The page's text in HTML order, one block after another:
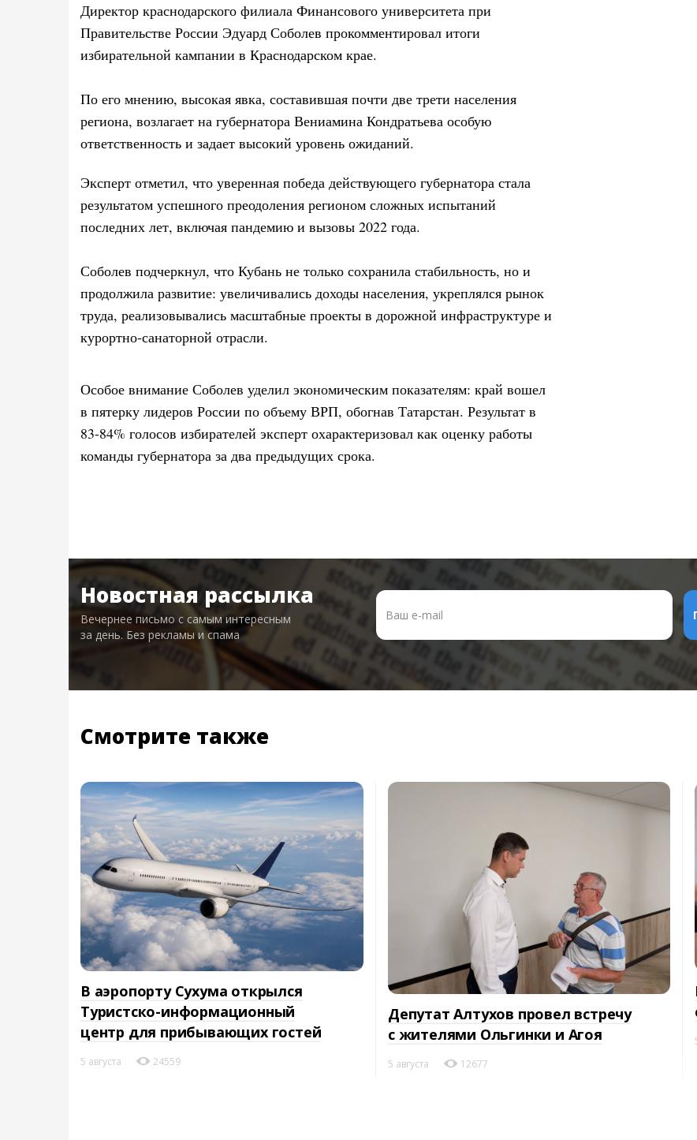
Директор краснодарского филиала Финансового университета при
Правительстве России Эдуард Соболев прокомментировал итоги
избирательной кампании в Краснодарском крае.
По его мнению, высокая явка, составившая почти две трети населения
региона, возлагает на губернатора Вениамина Кондратьева особую
ответственность и задает высокий уровень ожиданий.
Эксперт отметил, что уверенная победа действующего губернатора стала
результатом успешного преодоления регионом сложных испытаний
последних лет, включая пандемию и вызовы 2022 года.
Соболев подчеркнул, что Кубань не только сохранила стабильность, но и
продолжила развитие: увеличивались доходы населения, укреплялся рынок
труда, реализовывались масштабные проекты в дорожной инфраструктуре и
курортно-санаторной отрасли.
Особое внимание Соболев уделил экономическим показателям: край вошел
в пятерку лидеров России по объему ВРП, обогнав Татарстан. Результат в
83-84% голосов избирателей эксперт охарактеризовал как оценку работы
команды губернатора за два предыдущих срока.
Новостная рассылка
Вечернее письмо с самым интересным
за день. Без рекламы и спама
Смотрите также
В аэропорту Сухума открылся
Туристско-информационный
центр для прибывающих гостей
5 августа 24559
Депутат Алтухов провел встречу
с жителями Ольгинки и Агоя
5 августа 12677